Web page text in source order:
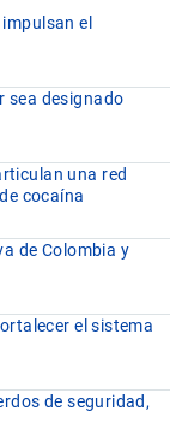
el
sea designado
una red
cocaína
de Colombia y
el sistema
de seguridad,